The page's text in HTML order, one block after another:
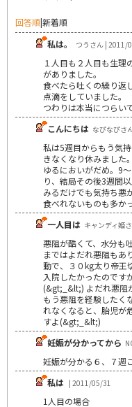
回答順|新着順
私は。
つうさん | 2011/
１人目も２人目も生理
がありました。
食べたら吐くの繰り返
点滴をしていました。
つわりは本当につらい
こんにちは なぴなぴさ
私は5週目からもう気
きなくなり休みました
ゆるにおいがだめ。9
り、結局その後3週間
みるだけでも気持ち悪
食べれないものも多か
一人目は キャンディ姫
悪阻が酷くて、水分も
まではよだれ悪阻もあ
動で、３０kg太り帝王
入院したかったのです
(&gt;_&lt;) よだれ悪阻
もう悪阻を経験したく
れなくなると、胎児が
すよ(&gt;_&lt;)
妊娠が分かってから
妊娠が分かる６、７週
私は | 2011/05/31
1人目の場合